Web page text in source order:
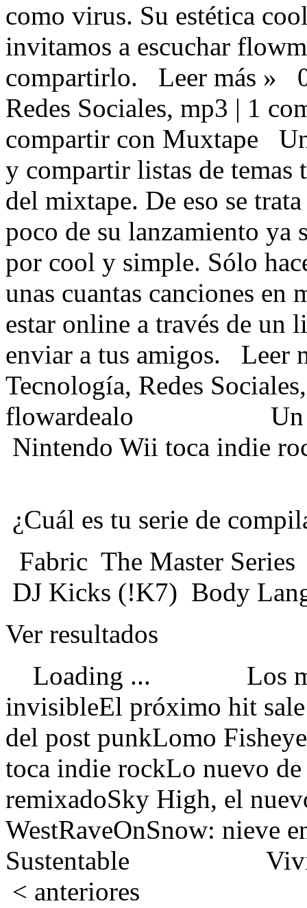
como virus . Su estética
invitamos a escuchar
compartirlo.
Leer más »
Redes Sociales , mp3 | 1
compartir con Muxtape
y compartir listas de temas
del mixtape . De eso se
poco de su lanzamiento ya
por cool y simple. Sólo
unas cuantas canciones en
estar online a través de un
enviar a tus amigos.
Leer
Tecnología , Redes Sociales
flowardealo
Nintendo Wii toca indie
¿Cuál es tu serie de
Fabric The Master Series
DJ Kicks (!K7) Body
Ver resultados
Loading ...
Los
invisibleEl próximo hit
del post punkLomo
toca indie rockLo nuevo
remixadoSky High, el
WestRaveOnSnow: nieve
Sustentable
< anteriores